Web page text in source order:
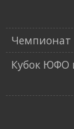
Чемпионат
Кубок ЮФО